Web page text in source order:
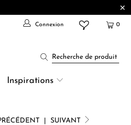
Connexion 0
Inspirations
SUIVANT